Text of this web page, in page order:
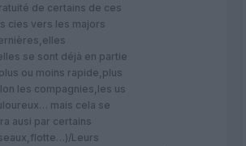
de certains de ces
cies vers les majors
se sont déjà en partie
ou moins rapide,plus
les compagnies,les us
mais cela se
ausi par certains
Leurs